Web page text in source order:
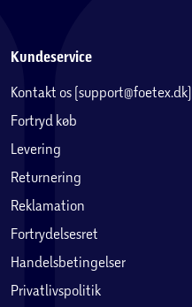
Kundeservice
Kontakt os (support@foetex.dk)
Fortryd køb
Levering
Returnering
Reklamation
Fortrydelsesret
Handelsbetingelser
Privatlivspolitik